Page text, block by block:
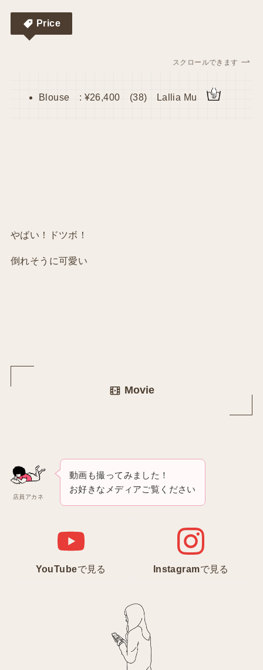
Price
スクロールできます
Blouse : ¥26,400 (38) Lallia Mu
やばい！ドツボ！
倒れそうに可愛い
Movie
店員アカネ
動画も撮ってみました！
お好きなメディアご覧ください
YouTubeで見る Instagramで見る